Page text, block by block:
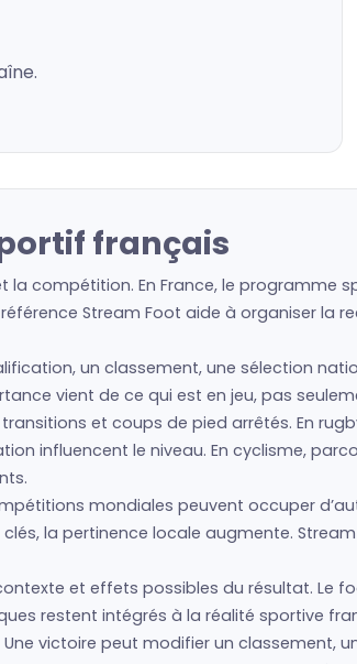
français
compétition. En France, le programme
Stream Foot aide à organiser la
un classement, une sélection
vient de ce qui est en jeu, pas
et coups de pied arrêtés. En
influencent le niveau. En cyclisme,
mondiales peuvent occuper
la pertinence locale augmente.
et effets possibles du résultat. Le
restent intégrés à la réalité sportive
victoire peut modifier un classement,